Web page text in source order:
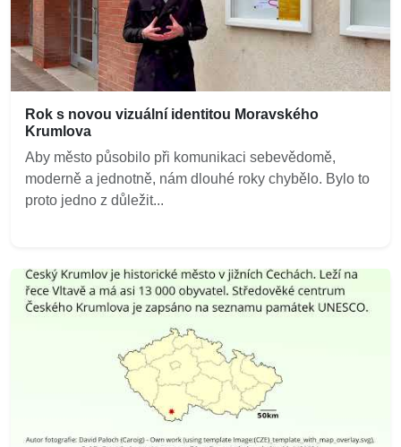
Rok s novou vizuální identitou Moravského
Krumlova
Aby město působilo při komunikaci sebevědomě,
moderně a jednotně, nám dlouhé roky chybělo. Bylo to
proto jedno z důležit...